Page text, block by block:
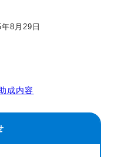
8月29日
成内容